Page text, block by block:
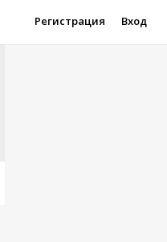
Регистрация Вход